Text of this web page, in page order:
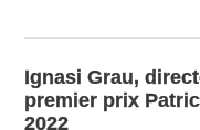
Ignasi Grau,
premier prix
2022